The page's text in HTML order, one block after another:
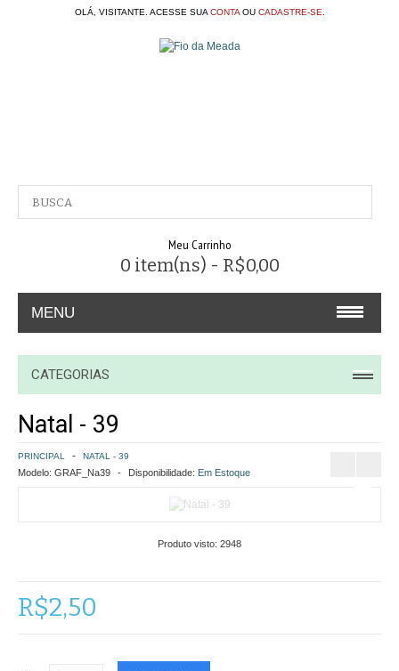
OLÁ, VISITANTE. ACESSE SUA CONTAOU CADASTRE-SE
Meu Carrinho
0 item(ns) - R$0,00
MENU
A EMPRESA
CONTATO
COMO COMPRAR
POLÍTICA DE FRETE GRÁTIS
CONTATO
CATEGORIAS
Natal - 39
PRINCIPAL NATAL - 39
Modelo: GRAF_Na39 Disponibilidade: Em Estoque
Produto visto: 2948
R$2,50